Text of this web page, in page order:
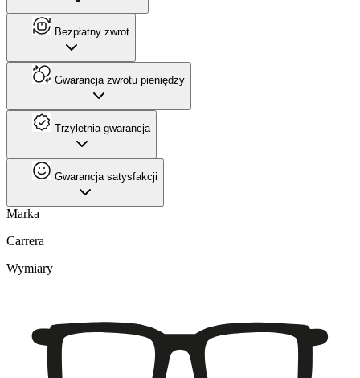
Bezpłatny zwrot
Gwarancja zwrotu pieniędzy
Trzyletnia gwarancja
Gwarancja satysfakcji
Marka
Carrera
Wymiary